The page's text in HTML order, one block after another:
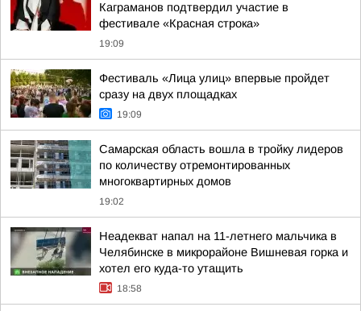
Каграманов подтвердил участие в
фестивале «Красная строка»
19:09
Фестиваль «Лица улиц» впервые пройдет
сразу на двух площадках
19:09
Самарская область вошла в тройку лидеров
по количеству отремонтированных
многоквартирных домов
19:02
Неадекват напал на 11-летнего мальчика в
Челябинске в микрорайоне Вишневая горка и
хотел его куда-то утащить
18:58